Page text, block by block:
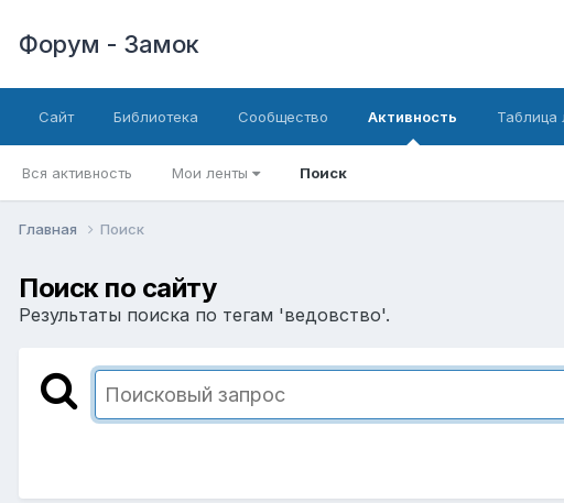
Форум - Замок
Сайт Библиотека Сообщество Активность
Вся активность Мои ленты Поиск
Таблица
Главная Поиск
Поиск по сайту
Результаты поиска по тегам 'ведовство'.